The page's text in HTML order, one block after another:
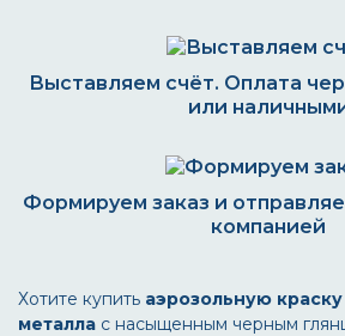
Выставляем счёт. Оплата
или
Формируем заказ и
компанией
Хотите купить аэрозольную
металла с насыщенным черным